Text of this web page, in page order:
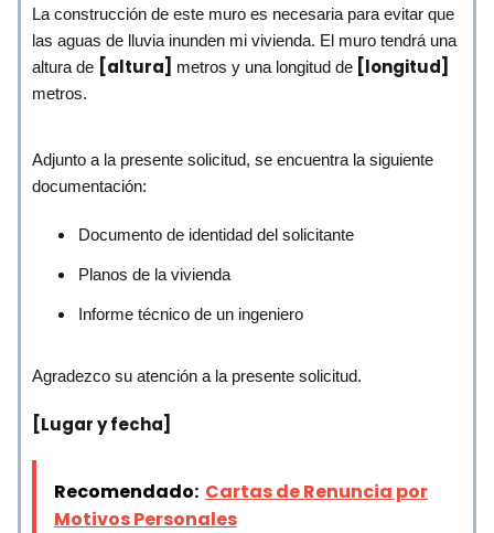
La construcción de este muro es necesaria para evitar que
las aguas de lluvia inunden mi vivienda. El muro tendrá una
altura de [altura] metros y una longitud de [longitud]
metros.
Adjunto a la presente solicitud, se encuentra la siguiente
documentación:
Documento de identidad del solicitante
Planos de la vivienda
Informe técnico de un ingeniero
Agradezco su atención a la presente solicitud.
[Lugar y fecha]
Recomendado: Cartas de Renuncia por
Motivos Personales